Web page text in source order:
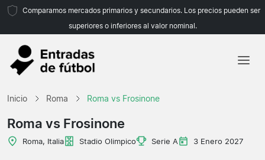
Comparamos mercados primarios y secundarios. Los precios pueden ser
superiores o inferiores al valor nominal.
Inicio Roma Roma vs Frosinone
Roma vs Frosinone
Roma, Italia Stadio Olimpico Serie A 3 Enero 2027